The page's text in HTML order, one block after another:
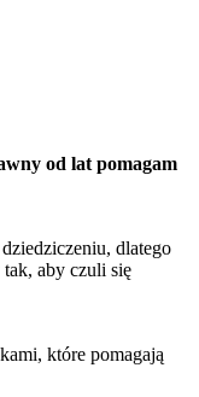
od lat pomagam
dlatego
aby czuli się
które pomagają